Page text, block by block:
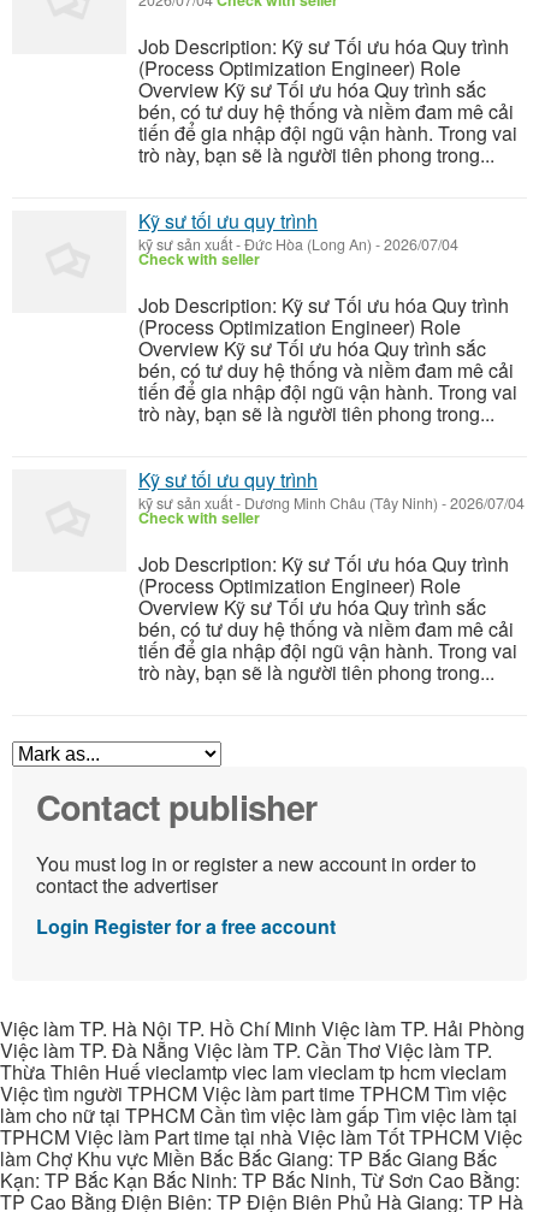
Job Description: Kỹ sư Tối ưu hóa Quy trình
(Process Optimization Engineer) Role
Overview Kỹ sư Tối ưu hóa Quy trình sắc
bén, có tư duy hệ thống và niềm đam mê cải
tiến để gia nhập đội ngũ vận hành. Trong vai
trò này, bạn sẽ là người tiên phong trong...
Kỹ sư tối ưu quy trình
kỹ sư sản xuất-Đức Hòa (Long An) -2026/07/04
Check with seller
Job Description: Kỹ sư Tối ưu hóa Quy trình
(Process Optimization Engineer) Role
Overview Kỹ sư Tối ưu hóa Quy trình sắc
bén, có tư duy hệ thống và niềm đam mê cải
tiến để gia nhập đội ngũ vận hành. Trong vai
trò này, bạn sẽ là người tiên phong trong...
Kỹ sư tối ưu quy trình
kỹ sư sản xuất- Dương Minh Châu (Tây Ninh) -2026/07/04
Check with seller
Job Description: Kỹ sư Tối ưu hóa Quy trình
(Process Optimization Engineer) Role
Overview Kỹ sư Tối ưu hóa Quy trình sắc
bén, có tư duy hệ thống và niềm đam mê cải
tiến để gia nhập đội ngũ vận hành. Trong vai
trò này, bạn sẽ là người tiên phong trong...
Contact publisher
You must log in or register a new account in order to
contact the advertiser
Login Register for a free account
Việc làm TP. Hà Nội TP. Hồ Chí Minh Việc làm TP. Hải Phòng
Việc làm TP. Đà Nẵng Việc làm TP. Cần Thơ Việc làm TP.
Thừa Thiên Huế vieclamtp viec lam vieclam tp hcm vieclam
Việc tìm người TPHCM Việc làm part time TPHCM Tìm việc
làm cho nữ tại TPHCM Cần tìm việc làm gấp Tìm việc làm tại
TPHCM Việc làm Part time tại nhà Việc làm Tốt TPHCM Việc
làm Chợ Khu vực Miền Bắc Bắc Giang: TP Bắc Giang Bắc
Kạn: TP Bắc Kạn Bắc Ninh: TP Bắc Ninh, Từ Sơn Cao Bằng:
TP Cao Bằng Điện Biên: TP Điện Biên Phủ Hà Giang: TP Hà